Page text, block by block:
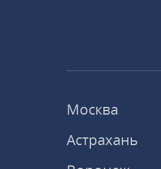
Москва
Астрахань